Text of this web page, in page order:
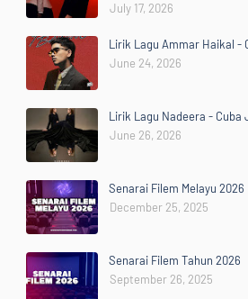
July 17, 2026
Lirik Lagu Ammar Haikal -
June 24, 2026
Lirik Lagu Nadeera - Cuba
June 26, 2026
Senarai Filem Melayu 2026
December 25, 2025
Senarai Filem Tahun 2026
September 26, 2025